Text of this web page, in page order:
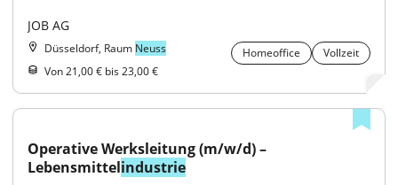
JOB AG
Düsseldorf, Raum Neuss Homeoffice
Vollzeit
Von 21,00 € bis 23,00 €
Operative Werksleitung (m/w/d) –
Lebensmittelindustrie